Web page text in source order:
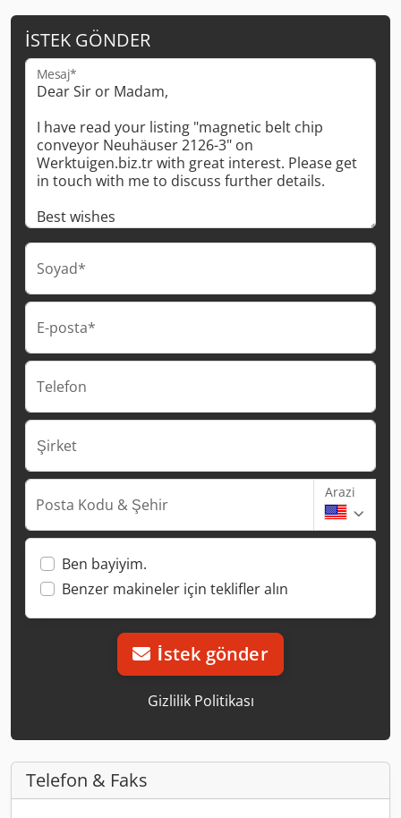
İSTEK GÖNDER
Mesaj*
Soyad*
E-posta*
Telefon
Şirket
Posta Kodu & Şehir
Arazi
Ben bayiyim.
Benzer makineler için teklifler alın
İstek gönder
Gizlilik Politikası
Telefon & Faks